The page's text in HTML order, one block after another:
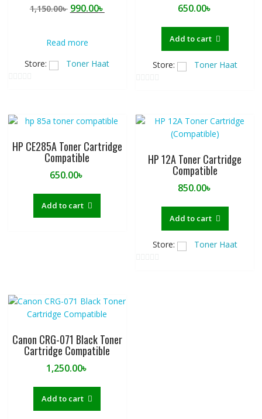
1,150.00৳ Original
1,150.00৳ .
990.00৳
Read more
Store:
Toner Haat
u
t
650.00৳
Add to cart
Store: Toner Haat
u
HP CE285A Toner Cartridge
Compatible
650.00৳
Add to cart
HP 12A Toner Cartridge
Compatible
850.00৳
Add to cart
Store: Toner Haat
Canon CRG-071 Black Toner
Cartridge Compatible
1,250.00৳
Add to cart